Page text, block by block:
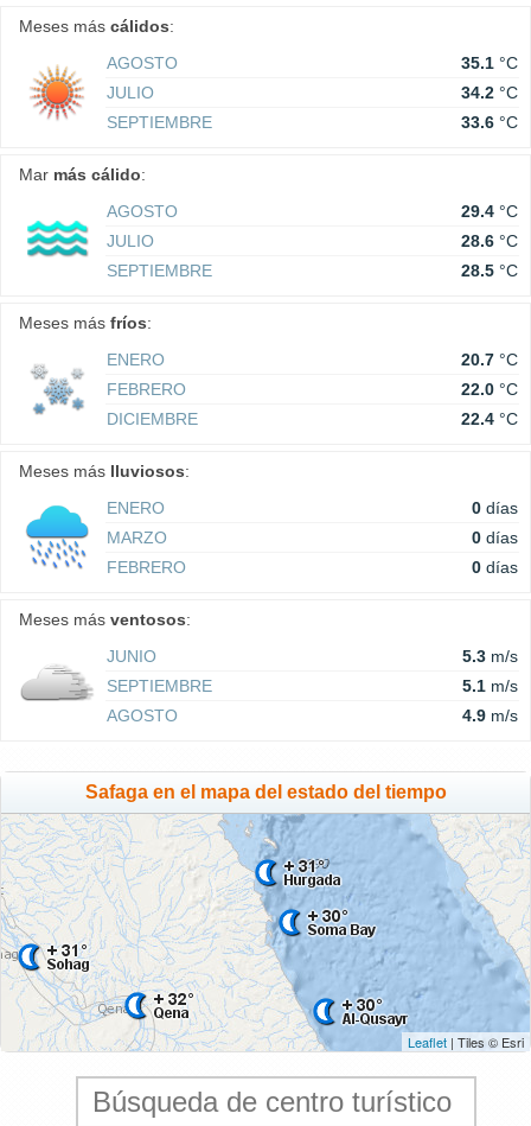
Meses más cálidos:
AGOSTO
35.1 °C
JULIO
34.2 °C
SEPTIEMBRE
33.6 °C
Mar más cálido:
AGOSTO
29.4 °C
JULIO
28.6 °C
SEPTIEMBRE
28.5 °C
Meses más fríos:
ENERO
20.7 °C
FEBRERO
22.0 °C
DICIEMBRE
22.4 °C
Meses más lluviosos:
ENERO
0 días
MARZO
0 días
FEBRERO
0 días
Meses más ventosos:
JUNIO
5.3 m/s
SEPTIEMBRE
5.1 m/s
AGOSTO
4.9 m/s
Safaga en el mapa del estado del tiempo
Leaflet | Tiles © Esri